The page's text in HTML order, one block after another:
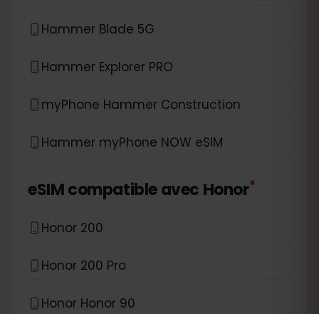
Hammer Blade 5G
Hammer Explorer PRO
myPhone Hammer Construction
Hammer myPhone NOW eSIM
eSIM compatible avec Honor*
Honor 200
Honor 200 Pro
Honor Honor 90